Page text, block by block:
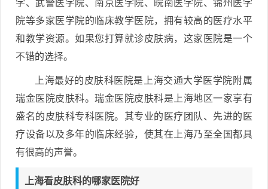
学、武警医学院、南京医学院、皖南医学院、锦州医学
院等多家医学院的临床教学医院，拥有较高的医疗水平
和教学资源。如果您打算就诊皮肤病，这家医院是一个
不错的选择。
上海最好的皮肤科医院是上海交通大学医学院附属
瑞金医院皮肤科。瑞金医院皮肤科是上海地区一家享有
盛名的皮肤科专科医院。其专业的医疗团队、先进的医
疗设备以及多年的临床经验，使其在上海乃至全国都具
有很高的声誉。
上海看皮肤科的哪家医院好